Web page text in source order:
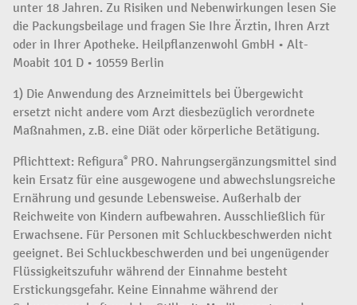
unter 18 Jahren. Zu Risiken und Nebenwirkungen lesen Sie
die Packungsbeilage und fragen Sie Ihre Ärztin, Ihren Arzt
oder in Ihrer Apotheke. Heilpflanzenwohl GmbH • Alt-
Moabit 101 D • 10559 Berlin
1) Die Anwendung des Arzneimittels bei Übergewicht
ersetzt nicht andere vom Arzt diesbezüglich verordnete
Maßnahmen, z.B. eine Diät oder körperliche Betätigung.
Pflichttext: Refigura® PRO. Nahrungsergänzungsmittel sind
kein Ersatz für eine ausgewogene und abwechslungsreiche
Ernährung und gesunde Lebensweise. Außerhalb der
Reichweite von Kindern aufbewahren. Ausschließlich für
Erwachsene. Für Personen mit Schluckbeschwerden nicht
geeignet. Bei Schluckbeschwerden und bei ungenügender
Flüssigkeitszufuhr während der Einnahme besteht
Erstickungsgefahr. Keine Einnahme während der